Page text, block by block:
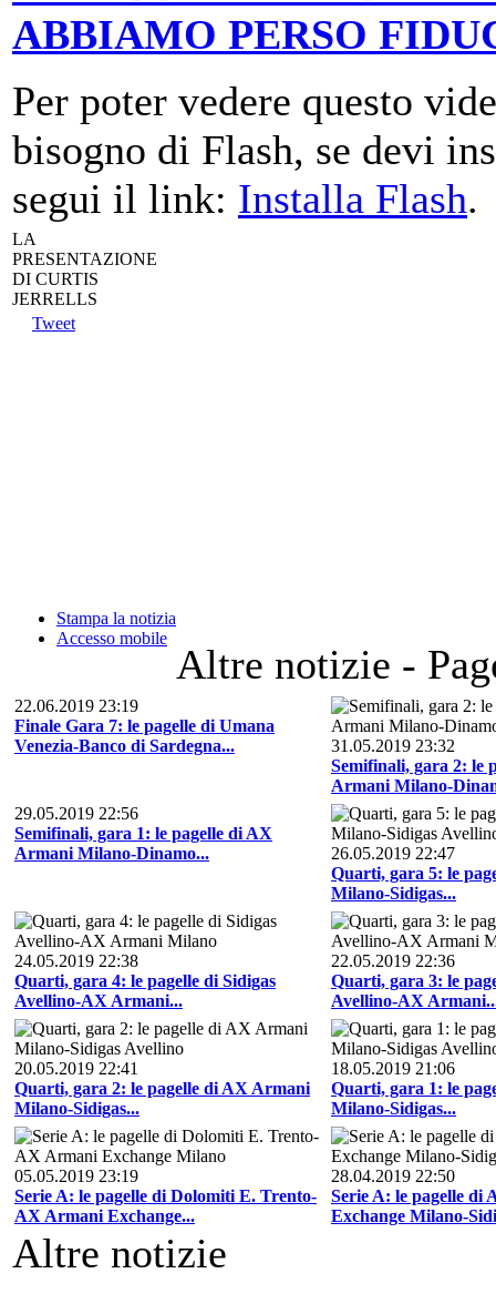
ABBIAMO PERSO
Per poter vedere questo
bisogno di Flash, se devi
segui il link: Installa Flash.
LA
PRESENTAZIONE
DI CURTIS
JERRELLS
Tweet
Stampa la notizia
Accesso mobile
Altre notizie -
22.06.2019 23:19
Finale Gara 7: le pagelle di Umana
Venezia-Banco di Sardegna...
31.05.2019 23:32
Semifinali, gara 2: le
Armani Milano-
29.05.2019 22:56
Semifinali, gara 1: le pagelle di AX
Armani Milano-Dinamo...
26.05.2019 22:47
Quarti, gara 5: le
Milano-Sidigas...
24.05.2019 22:38
Quarti, gara 4: le pagelle di Sidigas
Avellino-AX Armani...
22.05.2019 22:36
Quarti, gara 3: le
Avellino-AX
20.05.2019 22:41
Quarti, gara 2: le pagelle di AX Armani
Milano-Sidigas...
18.05.2019 21:06
Quarti, gara 1: le
Milano-Sidigas...
05.05.2019 23:19
Serie A: le pagelle di Dolomiti E. Trento-
AX Armani Exchange...
28.04.2019 22:50
Serie A: le pagelle di
Exchange Milano-
Altre notizie